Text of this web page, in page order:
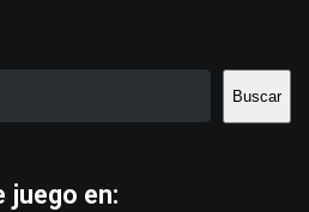
Buscar
juego en: